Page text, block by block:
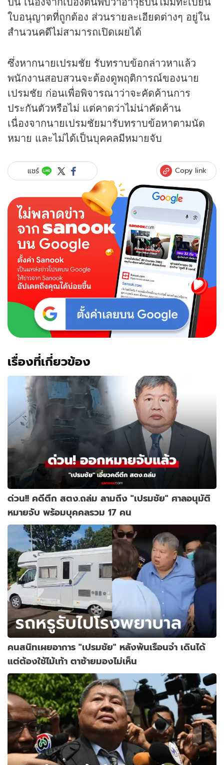
ใบอนุญาตที่ถูกต้อง ส่วนรายละเอียดต่างๆ อยู่ใน
สำนวนคดีไม่สามารถเปิดเผยได้
ซึ่งหากนายเปรมชัย รับทราบข้อกล่าวหาแล้ว
พนักงานสอบสวนจะต้องดูพฤติการณ์ของนาย
เปรมชัย ก่อนเพื่อพิจารณาว่าจะคัดค้านการ
ประกันตัวหรือไม่ แต่คาดว่าไม่น่าคัดค้าน
เนื่องจากนายเปรมชัยมารับทราบข้อหาตามนัด
หมาย และไม่ได้เป็นบุคคลมีหมายจับ
แชร์ Copy link
เรื่องที่เกี่ยวข้อง
ด่วน!! คดีตึก สตง.ถล่ม ลามถึง "เปรมชัย" ศาลอนุมัติ
หมายจับ พร้อมบุคคลรวม 17 คน
คนสนิทเผยอาการ "เปรมชัย" หลังพ้นเรือนจำ เดินได้
แต่ต้องใช้ไม้เท้า ตาซ้ายมองไม่เห็น